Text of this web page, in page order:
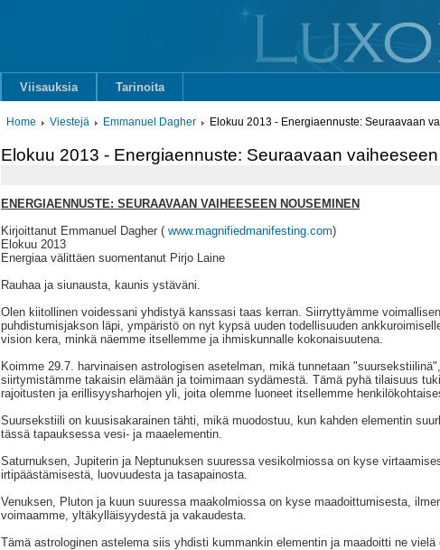
Viisauksia Tarinoita
Home Viestejä Emmanuel Dagher Elokuu 2013 - Energiaennuste: Seuraavaan
Elokuu 2013 - Energiaennuste: Seuraavaan
ENERGIAENNUSTE: SEURAAVAAN VAIHEESEEN NOUSEMINEN
Kirjoittanut Emmanuel Dagher ( www.magnifiedmanifesting.com)
Elokuu 2013
Energiaa välittäen suomentanut Pirjo Laine
Rauhaa ja siunausta, kaunis ystäväni.
Olen kiitollinen voidessani yhdistyä kanssasi taas kerran. Siirryttyämme
puhdistumisjakson läpi, ympäristö on nyt kypsä uuden todellisuuden
vision kera, minkä näemme itsellemme ja ihmiskunnalle kokonaisuutena.
Koimme 29.7. harvinaisen astrologisen asetelman, mikä tunnetaan
siirtymistämme takaisin elämään ja toimimaan sydämestä. Tämä pyhä tilaisuus
rajoitusten ja erillisyysharhojen yli, joita olemme luoneet itsellemme
Suursekstiili on kuusisakarainen tähti, mikä muodostuu, kun kahden elementin
tässä tapauksessa vesi- ja maaelementin.
Saturnuksen, Jupiterin ja Neptunuksen suuressa vesikolmiossa on kyse
irtipäästämisestä, luovuudesta ja tasapainosta.
Venuksen, Pluton ja kuun suuressa maakolmiossa on kyse maadoittumisesta,
voimaamme, yltäkylläisyydestä ja vakaudesta.
Tämä astrologinen astelema siis yhdisti kummankin elementin ja maadoitti ne vielä